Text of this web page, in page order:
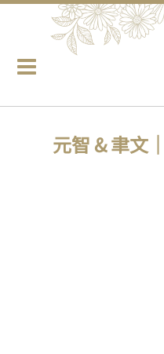
元智 & 聿文